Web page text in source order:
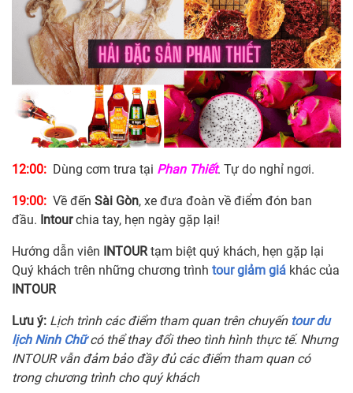
12:00: Dùng cơm trưa tại Phan Thiết. Tự do nghỉ ngơi.
19:00: Về đến Sài Gòn, xe đưa đoàn về điểm đón ban
đầu. Intourchia tay, hẹn ngày gặp lại!
Hướng dẫn viên INTOURtạm biệt quý khách, hẹn gặp lại
Quý khách trên những chương trình tour giảm giá khác của
INTOUR
Lưu ý: Lịch trình các điểm tham quan trên chuyến tour du
lịch Ninh Chữcó thể thay đổi theo tình hình thực tế. Nhưng
INTOUR vẫn đảm bảo đầy đủ các điểm tham quan có
trong chương trình cho quý khách